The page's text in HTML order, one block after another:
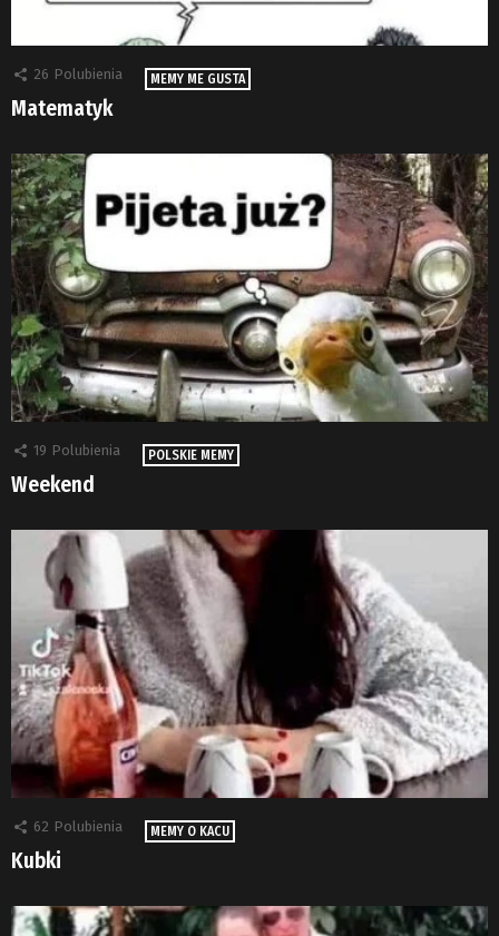
26 Polubienia MEMY ME GUSTA
Matematyk
19 Polubienia POLSKIE MEMY
Weekend
62 Polubienia MEMY O KACU
Kubki